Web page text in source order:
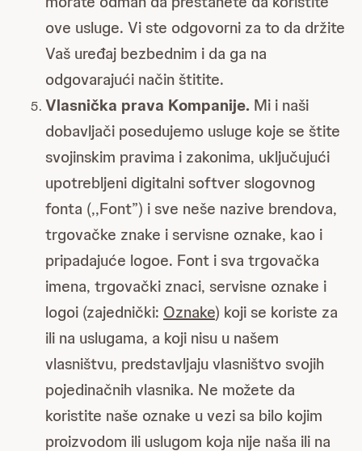
ove usluge. Vi ste odgovorni za to da držite
Vaš uređaj bezbednim i da ga na
odgovarajući način štitite.
Vlasnička prava Kompanije. Mi i naši
dobavljači posedujemo usluge koje se štite
svojinskim pravima i zakonima, uključujući
upotrebljeni digitalni softver slogovnog
fonta (,,Font”) i sve neše nazive brendova,
trgovačke znake i servisne oznake, kao i
pripadajuće logoe. Font i sva trgovačka
imena, trgovački znaci, servisne oznake i
logoi (zajednički: Oznake) koji se koriste za
ili na uslugama, a koji nisu u našem
vlasništvu, predstavljaju vlasništvo svojih
pojedinačnih vlasnika. Ne možete da
koristite naše oznake u vezi sa bilo kojim
proizvodom ili uslugom koja nije naša ili na